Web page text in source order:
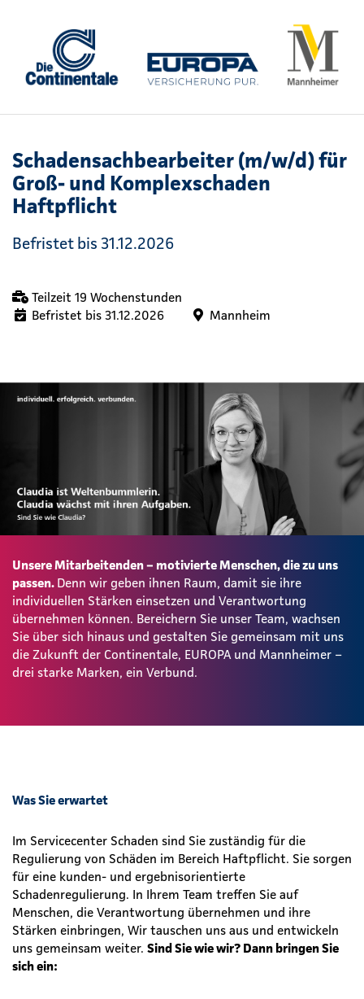
Schadensachbearbeiter (m/w/d) für
Groß- und Komplexschaden
Haftpflicht
Befristet bis 31.12.2026
Teilzeit 19 Wochenstunden
Befristet bis 31.12.2026
Mannheim
Unsere Mitarbeitenden – motivierte Menschen, die zu uns
passen. Denn wir geben ihnen Raum, damit sie ihre
individuellen Stärken einsetzen und Verantwortung
übernehmen können. Bereichern Sie unser Team, wachsen
Sie über sich hinaus und gestalten Sie gemeinsam mit uns
die Zukunft der Continentale, EUROPA und Mannheimer –
drei starke Marken, ein Verbund.
Was Sie erwartet
Im Servicecenter Schaden sind Sie zuständig für die
Regulierung von Schäden im Bereich Haftpflicht. Sie sorgen
für eine kunden- und ergebnisorientierte
Schadenregulierung. In Ihrem Team treffen Sie auf
Menschen, die Verantwortung übernehmen und ihre
Stärken einbringen, Wir tauschen uns aus und entwickeln
uns gemeinsam weiter. Sind Sie wie wir? Dann bringen Sie
sich ein: